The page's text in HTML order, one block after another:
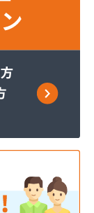
基地
台基地